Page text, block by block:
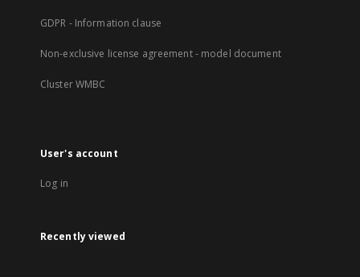
GDPR - Information clause
Non-exclusive license agreement - model document
Cluster WMBC
User's account
Log in
Recently viewed